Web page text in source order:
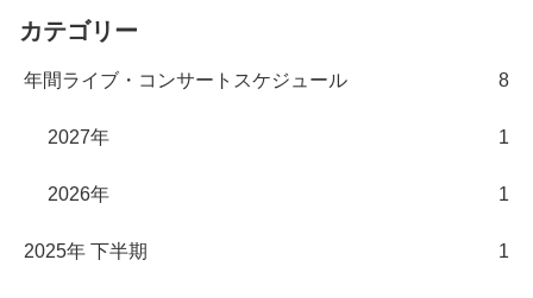
カテゴリー
年間ライブ・コンサートスケジュール 8
2027年 1
2026年 1
2025年 下半期 1